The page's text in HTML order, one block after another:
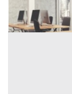
Codice asta:
Asta chiusa